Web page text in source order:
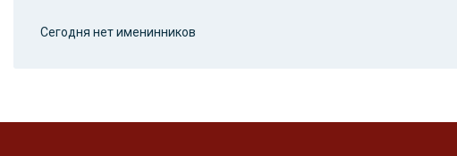
Сегодня нет именинников